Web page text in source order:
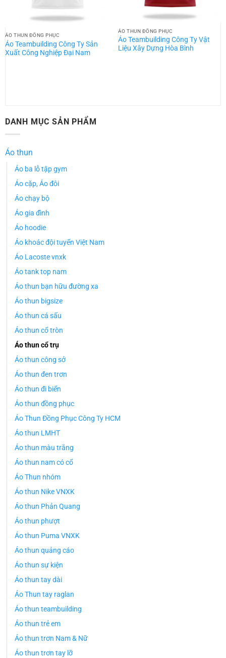
ÁO THUN ĐỒNG PHỤC
Áo Teambuilding Công Ty Sản
Xuất Công Nghiệp Đại Nam
ÁO THUN ĐỒNG PHỤC
Áo Teambuilding Công Ty Vật
Liệu Xây Dựng Hòa Bình
DANH MỤC SẢN PHẨM
Áo thun
Áo ba lỗ tập gym
Áo cặp, Áo đôi
Áo chạy bộ
Áo gia đình
Áo hoodie
Áo khoác đội tuyển Việt Nam
Áo Lacoste vnxk
Áo tank top nam
Áo thun bạn hữu đường xa
Áo thun bigsize
Áo thun cá sấu
Áo thun cổ tròn
Áo thun cổ trụ
Áo thun công sở
Áo thun đen trơn
Áo thun đi biển
Áo thun đồng phục
Áo Thun Đồng Phục Công Ty HCM
Áo thun LMHT
Áo thun màu trắng
Áo thun nam có cổ
Áo Thun nhóm
Áo thun Nike VNXK
Áo thun Phản Quang
Áo thun phượt
Áo thun Puma VNXK
Áo thun quảng cáo
Áo thun sự kiện
Áo thun tay dài
Áo Thun tay raglan
Áo thun teambuilding
Áo thun trẻ em
Áo thun trơn Nam & Nữ
Áo thun trơn tay lỡ